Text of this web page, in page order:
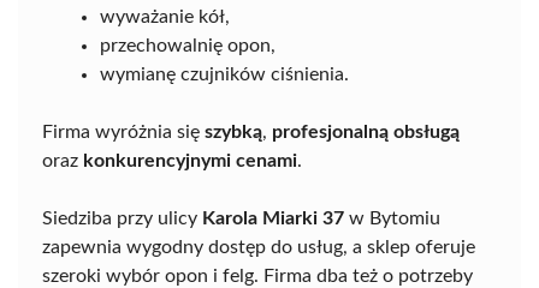
wyważanie kół,
przechowalnię opon,
wymianę czujników ciśnienia.
Firma wyróżnia się szybką, profesjonalną obsługą
oraz konkurencyjnymi cenami.
Siedziba przy ulicy Karola Miarki 37 w Bytomiu
zapewnia wygodny dostęp do usług, a sklep oferuje
szeroki wybór opon i felg. Firma dba też o potrzeby